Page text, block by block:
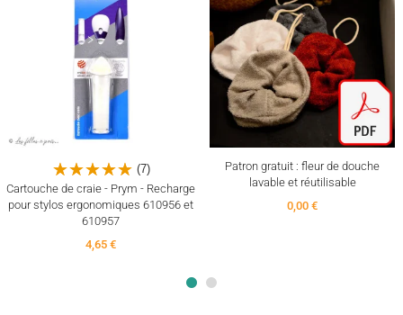
(7)
Cartouche de craie - Prym - Recharge
pour stylos ergonomiques 610956 et
610957
4,65 €
Patron gratuit : fleur de douche
lavable et réutilisable
0,00 €